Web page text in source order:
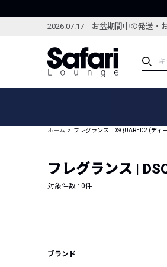
2026.07.17 お盆期間中の発送・
ブランドから探す
新着アイテム
編集部のおすすめアイテム
ホーム フレグランス | DSQUARED2 (ディ
フレグランス |
対象件数 : 0件
ブランド